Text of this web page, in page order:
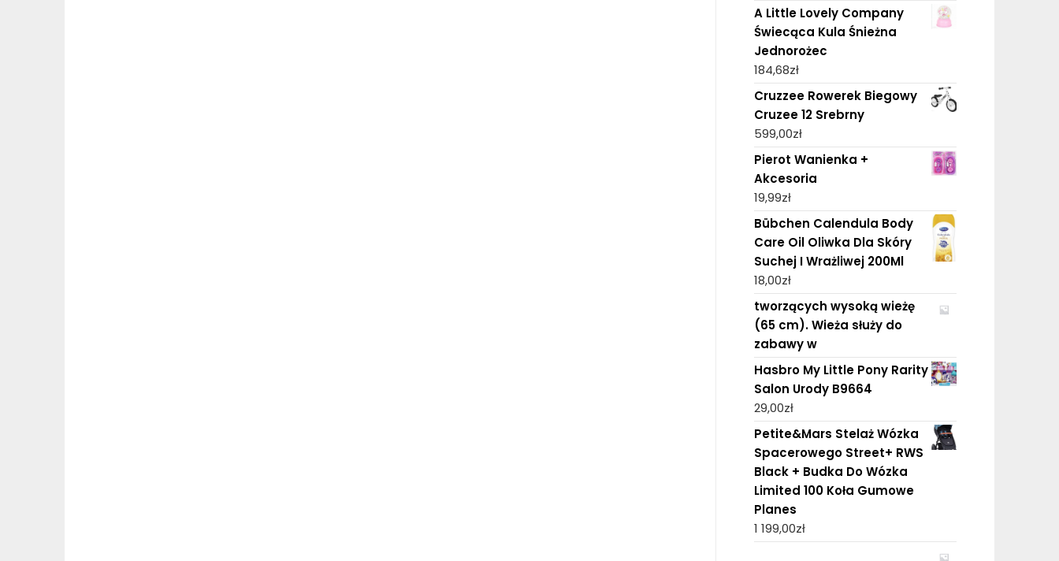
A Little Lovely Company
Świecąca Kula Śnieżna
Jednorożec
184,68zł
Cruzzee Rowerek Biegowy
Cruzee 12 Srebrny
599,00zł
Pierot Wanienka +
Akcesoria
19,99zł
Bübchen Calendula Body
Care Oil Oliwka Dla Skóry
Suchej I Wrażliwej 200Ml
18,00zł
tworzących wysoką wieżę
(65 cm). Wieża służy do
zabawy w
Hasbro My Little Pony Rarity
Salon Urody B9664
29,00zł
Petite&Mars Stelaż Wózka
Spacerowego Street+ RWS
Black + Budka Do Wózka
Limited 100 Koła Gumowe
Planes
1 199,00zł